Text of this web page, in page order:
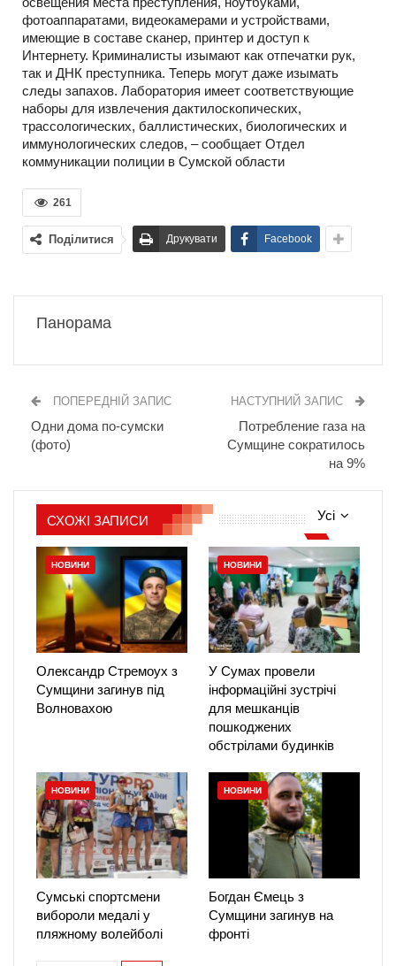
фотоаппаратами, видеокамерами и устройствами,
имеющие в составе сканер, принтер и доступ к
Интернету. Криминалисты изымают как отпечатки рук,
так и ДНК преступника. Теперь могут даже изымать
следы запахов. Лаборатория имеет соответствующие
наборы для извлечения дактилоскопических,
трассологических, баллистических, биологических и
иммунологических следов, – сообщает Отдел
коммуникации полиции в Сумской области
261
Поділитися Друкувати Facebook
Панорама
ПОПЕРЕДНІЙ ЗАПИС
Одни дома по-сумски
(фото)
НАСТУПНИЙ ЗАПИС
Потребление газа на
Сумщине сократилось
на 9%
Усі
СХОЖІ ЗАПИСИ
НОВИНИ
Олександр Стремоух з
Сумщини загинув під
Волновахою
НОВИНИ
У Сумах провели
інформаційні зустрічі
для мешканців
пошкоджених
обстрілами будинків
НОВИНИ
Сумські спортсмени
вибороли медалі у
пляжному волейболі
НОВИНИ
Богдан Ємець з
Сумщини загинув на
фронті